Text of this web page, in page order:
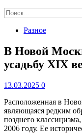
Найти:
Разное
В Новой
усадьбу XIX
13.03.2025 0
Расположенная в
являющаяся редким
позднего
2006 году. Ее